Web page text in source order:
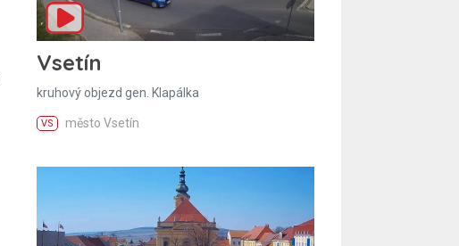
Vsetín
kruhový objezd gen. Klapálka
VS město Vsetín